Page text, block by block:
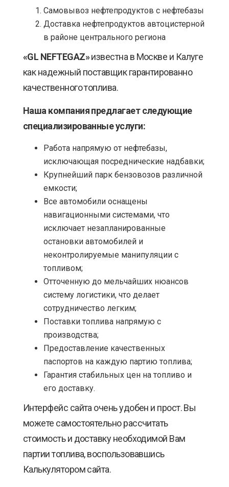
Самовывоз нефтепродуктов с нефтебазы
Доставка нефтепродуктов автоцистерной
в районе центрального региона
«GL NEFTEGAZ»известна в Москве и Калуге
как надежный поставщик гарантированно
качественного топлива.
Наша компания предлагает следующие
специализированные услуги:
Работа напрямую от нефтебазы,
исключающая посреднические надбавки;
Крупнейший парк бензовозов различной
емкости;
Все автомобили оснащены
навигационными системами, что
исключает незапланированные
остановки автомобилей и
неконтролируемые манипуляции с
топливом;
Отточенную до мельчайших нюансов
систему логистики, что делает
сотрудничество легким;
Поставки топлива напрямую с
производства;
Предоставление качественных
паспортов на каждую партию топлива;
Гарантия стабильных цен на топливо и
его доставку.
Интерфейс сайта очень удобен и прост. Вы
можете самостоятельно рассчитать
стоимость и доставку необходимой Вам
партии топлива, воспользовавшись
Калькулятором сайта.